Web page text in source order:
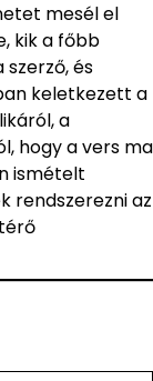
mesél el
kik a főbb
és
keletkezett a
a
hogy a vers ma
ismételt
rendszerezni az